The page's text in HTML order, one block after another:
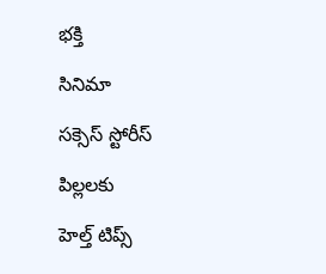
భక్తి
సినిమా
సక్సెస్ స్టోరీస్
పిల్లలకు
హెల్త్ టిప్స్